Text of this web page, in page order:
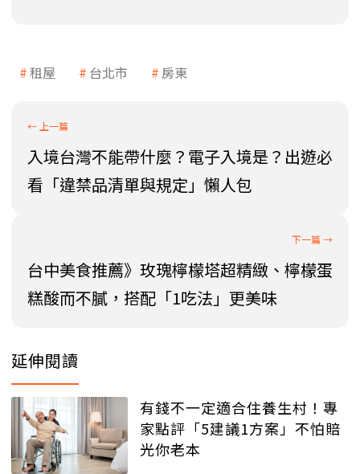
租屋 台北市 房東
入境台灣不能帶什麼？電子入境是？出遊必
看「違禁品清單與規定」懶人包
台中美食推薦》玫瑰檸檬塔超精緻、檸檬蛋
糕酸而不膩，搭配「1吃法」更美味
延伸閱讀
有錢不一定適合住養生村！專
家點評「5建議1方案」不怕賠
光你老本